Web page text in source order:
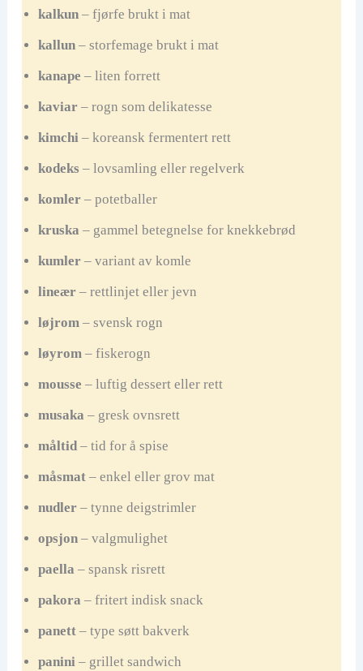
kalkun– fjørfe brukt i mat
kallun– storfemage brukt i mat
kanape – liten forrett
kaviar– rogn som delikatesse
kimchi– koreansk fermentert rett
kodeks – lovsamling eller regelverk
komler– potetballer
kruska – gammel betegnelse for knekkebrød
kumler– variant av komle
lineær– rettlinjet eller jevn
løjrom– svensk rogn
løyrom– fiskerogn
mousse – luftig dessert eller rett
musaka – gresk ovnsrett
måltid– tid for å spise
måsmat– enkel eller grov mat
nudler– tynne deigstrimler
opsjon– valgmulighet
paella – spansk risrett
pakora – fritert indisk snack
panett– type søtt bakverk
panini– grillet sandwich